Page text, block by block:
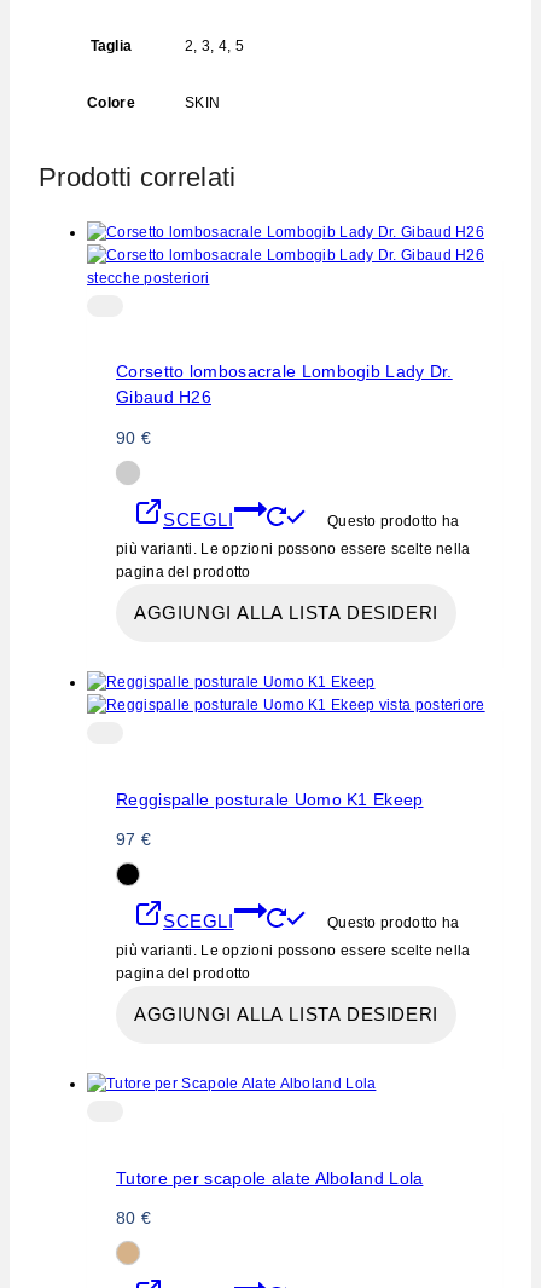
Taglia 2, 3, 4, 5
Colore SKIN
Prodotti correlati
Corsetto lombosacrale Lombogib Lady Dr.
Gibaud H26
90 €
SCEGLI
Questo prodotto ha
più varianti. Le opzioni possono essere scelte nella
pagina del prodotto
AGGIUNGI ALLA LISTA DESIDERI
Reggispalle posturale Uomo K1 Ekeep
97 €
SCEGLI
Questo prodotto ha
più varianti. Le opzioni possono essere scelte nella
pagina del prodotto
AGGIUNGI ALLA LISTA DESIDERI
Tutore per scapole alate Alboland Lola
80 €